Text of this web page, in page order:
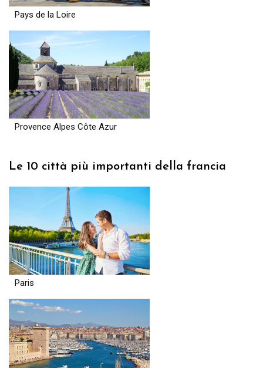
Pays de la Loire
Provence Alpes Côte Azur
Le 10 città più importanti della francia
Paris